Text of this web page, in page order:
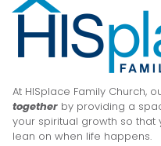
At HISplace Family Church,
together by providing a
your spiritual growth so
lean on when life happens.